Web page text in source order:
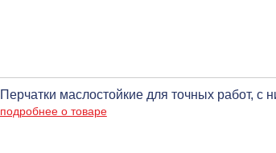
Перчатки маслостойкие для точных работ,
подробнее о товаре